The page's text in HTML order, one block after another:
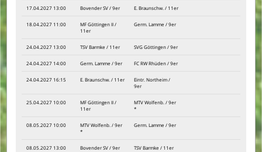
17.04.2027 13:00 Bovender SV / 9er E. Braunschw. / 11er
18.04.2027 11:00
MF Göttingen II /
11er
Germ. Lamme / 9er
24.04.2027 13:00 TSV Barmke / 11er SVG Göttingen / 9er
24.04.2027 14:00 Germ. Lamme / 9er FC RW Rhüden / 9er
24.04.2027 16:15 E. Braunschw. / 11er
Eintr. Northeim /
9er
25.04.2027 10:00
MF Göttingen II /
11er
MTV Wolfenb. / 9er
*
08.05.2027 10:00
MTV Wolfenb. / 9er
*
Germ. Lamme / 9er
08.05.2027 13:00 Bovender SV / 9er TSV Barmke / 11er